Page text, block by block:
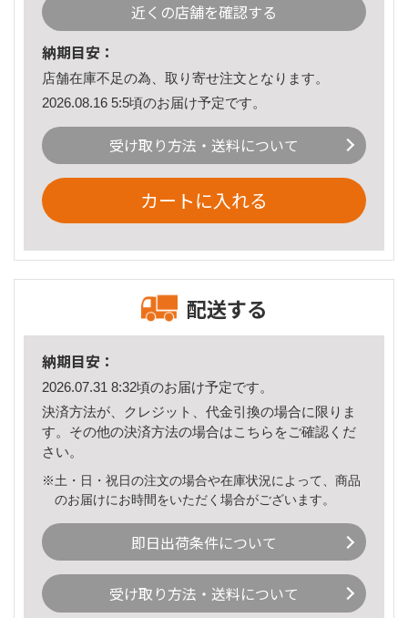
近くの店舗を確認する
納期目安：
店舗在庫不足の為、取り寄せ注文となります。
2026.08.16 5:5頃のお届け予定です。
受け取り方法・送料について
カートに入れる
配送する
納期目安：
2026.07.31 8:32頃のお届け予定です。
決済方法が、クレジット、代金引換の場合に限りま
す。その他の決済方法の場合はこちら をご確認くだ
さい。
※土・日・祝日の注文の場合や在庫状況によって、商品
のお届けにお時間をいただく場合がございます。
即日出荷条件について
受け取り方法・送料について